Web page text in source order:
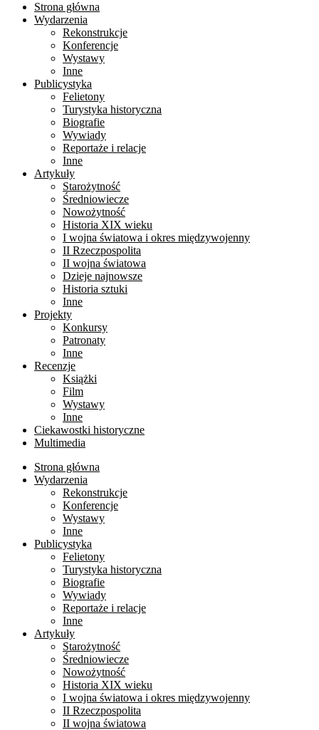
Strona główna
Wydarzenia
Rekonstrukcje
Konferencje
Wystawy
Inne
Publicystyka
Felietony
Turystyka historyczna
Biografie
Wywiady
Reportaże i relacje
Inne
Artykuły
Starożytność
Średniowiecze
Nowożytność
Historia XIX wieku
I wojna światowa i okres międzywojenny
II Rzeczpospolita
II wojna światowa
Dzieje najnowsze
Historia sztuki
Inne
Projekty
Konkursy
Patronaty
Inne
Recenzje
Książki
Film
Wystawy
Inne
Ciekawostki historyczne
Multimedia
Strona główna
Wydarzenia
Rekonstrukcje
Konferencje
Wystawy
Inne
Publicystyka
Felietony
Turystyka historyczna
Biografie
Wywiady
Reportaże i relacje
Inne
Artykuły
Starożytność
Średniowiecze
Nowożytność
Historia XIX wieku
I wojna światowa i okres międzywojenny
II Rzeczpospolita
II wojna światowa